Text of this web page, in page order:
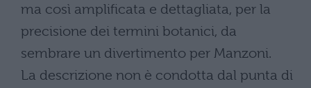
ma così amplificata e dettagliata, per la
precisione dei termini botanici, da
sembrare un divertimento per Manzoni.
La descrizione non è condotta dal punta di